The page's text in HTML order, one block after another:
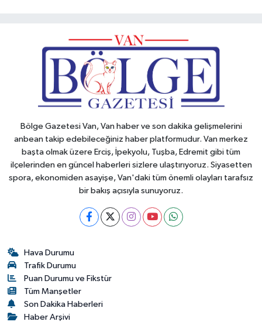
Bölge Gazetesi Van, Van haber ve son dakika gelişmelerini
anbean takip edebileceğiniz haber platformudur. Van merkez
başta olmak üzere Erciş, İpekyolu, Tuşba, Edremit gibi tüm
ilçelerinden en güncel haberleri sizlere ulaştırıyoruz. Siyasetten
spora, ekonomiden asayişe, Van'daki tüm önemli olayları tarafsız
bir bakış açısıyla sunuyoruz.
Hava Durumu
Trafik Durumu
Puan Durumu ve Fikstür
Tüm Manşetler
Son Dakika Haberleri
Haber Arşivi